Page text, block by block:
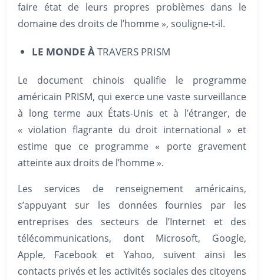
faire état de leurs propres problèmes dans le
domaine des droits de l’homme », souligne-t-il.
LE MONDE ÀTRAVERS PRISM
Le document chinois qualifie le programme
américain PRISM, qui exerce une vaste surveillance
à long terme aux États-Unis et à l’étranger, de
« violation flagrante du droit international » et
estime que ce programme « porte gravement
atteinte aux droits de l’homme ».
Les services de renseignement américains,
s’appuyant sur les données fournies par les
entreprises des secteurs de l’Internet et des
télécommunications, dont Microsoft, Google,
Apple, Facebook et Yahoo, suivent ainsi les
contacts privés et les activités sociales des citoyens